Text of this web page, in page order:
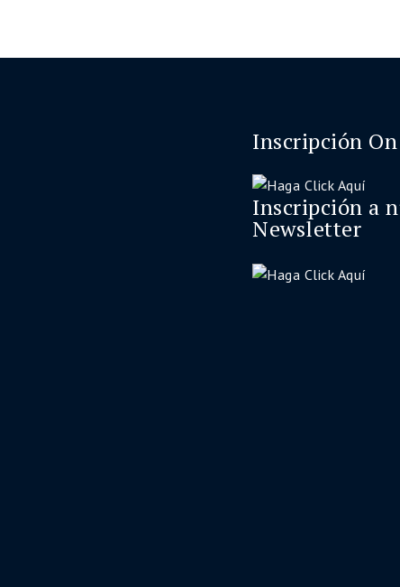
Inscripción
Inscripción a
Newsletter